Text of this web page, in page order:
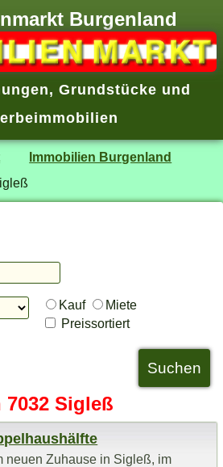
Burgenland
, Grundstücke und
Immobilien Burgenland
Kauf
Miete
Preissortiert
Sigleß
neuen Zuhause in Sigleß, im